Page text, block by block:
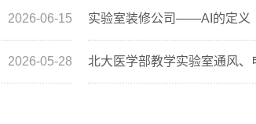
2026-06-15 实验室装修公司——AI的定义
2026-05-28 北大医学部教学实验室通风、